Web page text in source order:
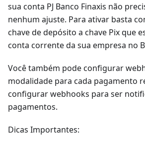
sua conta PJ Banco Finaxis não
nenhum ajuste. Para ativar basta
chave de depósito a chave Pix que
conta corrente da sua empresa no
Você também pode configurar
modalidade para cada pagamento
configurar webhooks para ser
pagamentos.
Dicas Importantes: